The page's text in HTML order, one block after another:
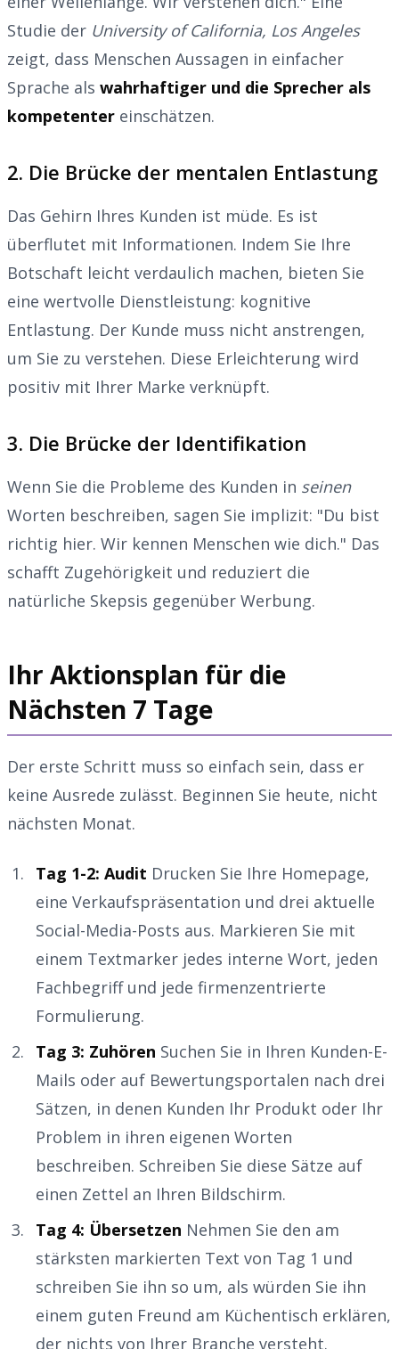
Studie der University of California, Los Angeles
zeigt, dass Menschen Aussagen in einfacher
Sprache als wahrhaftiger und die Sprecher als
kompetenter einschätzen.
2. Die Brücke der mentalen Entlastung
Das Gehirn Ihres Kunden ist müde. Es ist
überflutet mit Informationen. Indem Sie Ihre
Botschaft leicht verdaulich machen, bieten Sie
eine wertvolle Dienstleistung: kognitive
Entlastung. Der Kunde muss nicht anstrengen,
um Sie zu verstehen. Diese Erleichterung wird
positiv mit Ihrer Marke verknüpft.
3. Die Brücke der Identifikation
Wenn Sie die Probleme des Kunden in seinen
Worten beschreiben, sagen Sie implizit: "Du bist
richtig hier. Wir kennen Menschen wie dich." Das
schafft Zugehörigkeit und reduziert die
natürliche Skepsis gegenüber Werbung.
Ihr Aktionsplan für die
Nächsten 7 Tage
Der erste Schritt muss so einfach sein, dass er
keine Ausrede zulässt. Beginnen Sie heute, nicht
nächsten Monat.
Tag 1-2: Audit Drucken Sie Ihre Homepage,
eine Verkaufspräsentation und drei aktuelle
Social-Media-Posts aus. Markieren Sie mit
einem Textmarker jedes interne Wort, jeden
Fachbegriff und jede firmenzentrierte
Formulierung.
Tag 3: Zuhören Suchen Sie in Ihren Kunden-E-
Mails oder auf Bewertungsportalen nach drei
Sätzen, in denen Kunden Ihr Produkt oder Ihr
Problem in ihren eigenen Worten
beschreiben. Schreiben Sie diese Sätze auf
einen Zettel an Ihren Bildschirm.
Tag 4: Übersetzen Nehmen Sie den am
stärksten markierten Text von Tag 1 und
schreiben Sie ihn so um, als würden Sie ihn
einem guten Freund am Küchentisch erklären,
der nichts von Ihrer Branche versteht.